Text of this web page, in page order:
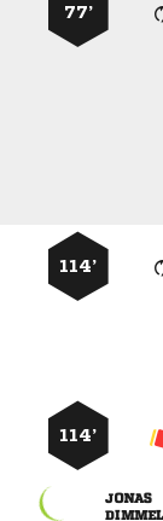
77’
114’
114’
